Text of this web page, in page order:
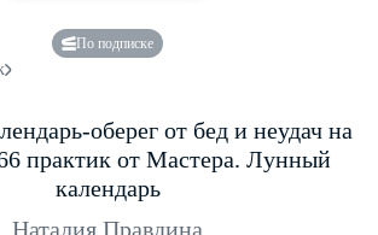
По подписке
оберег от бед и неудач на
практик от Мастера. Лунный
календарь
Наталия Правдина